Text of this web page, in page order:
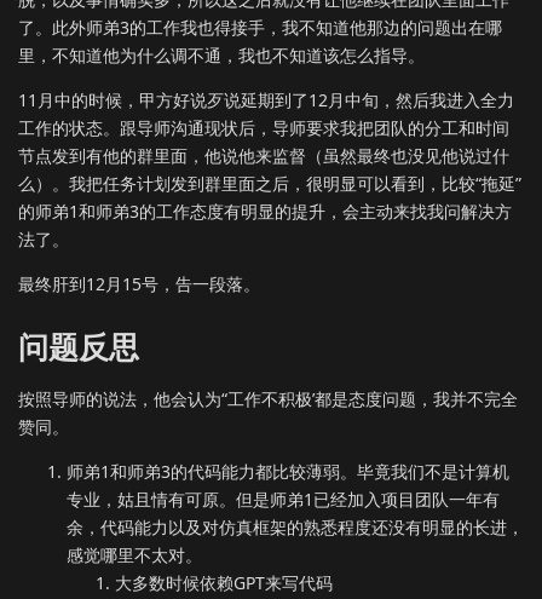
了。此外师弟3的工作我也得接手，我不知道他那边的问题出在哪
里，不知道他为什么调不通，我也不知道该怎么指导。
11月中的时候，甲方好说歹说延期到了12月中旬，然后我进入全力
工作的状态。跟导师沟通现状后，导师要求我把团队的分工和时间
节点发到有他的群里面，他说他来监督（虽然最终也没见他说过什
么）。我把任务计划发到群里面之后，很明显可以看到，比较“拖延”
的师弟1和师弟3的工作态度有明显的提升，会主动来找我问解决方
法了。
最终肝到12月15号，告一段落。
问题反思
按照导师的说法，他会认为“工作不积极’都是态度问题，我并不完全
赞同。
师弟1和师弟3的代码能力都比较薄弱。毕竟我们不是计算机
专业，姑且情有可原。但是师弟1已经加入项目团队一年有
余，代码能力以及对仿真框架的熟悉程度还没有明显的长进，
感觉哪里不太对。
大多数时候依赖GPT来写代码